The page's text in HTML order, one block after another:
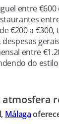
entre €600
€200 a
entre
do
Málaga